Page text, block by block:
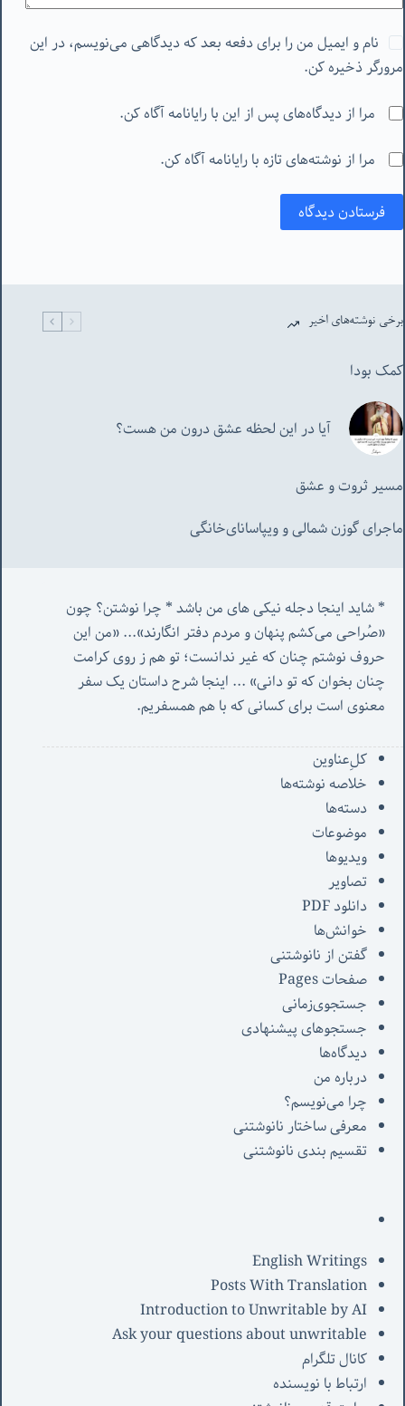
نام و ایمیل من را برای دفعه بعد که دیدگاهی می‌نویسم، در این
مرورگر ذخیره کن.
مرا از دیدگاه‌های پس از این با رایانامه آگاه کن.
مرا از نوشته‌های تازه با رایانامه آگاه کن.
فرستادن دیدگاه
برخی نوشته‌های اخیر
کمک بودا
آیا در این لحظه عشق درون من هست؟
مسیر ثروت و عشق
ماجرای گوزن شمالی و‌ ویپاسانای‌خانگی
«صُراحی می‌کشم پنهان‌ و مردم‌ دفتر انگارند»... «
چنان بخوان که تو دانی» ...
معنوی است برای کسانی که با هم همسفریم.
کل‌ِعناوین
خلاصه نوشته‌ها
دسته‌ها
موضوعات
ویدیوها
تصاویر
دانلود PDF
خوانش‌ها
گفتن از نانوشتنی
صفحات Pages
جستجوی‌زمانی
جستجوهای پیشنهادی
دیدگاه‌ها
درباره من
چرا می‌نویسم؟
معرفی‌ ساختار نانوشتنی
تقسیم بندی نانوشتنی
English Writings
Posts With Translation
Introduction to Unwritable by AI
Ask your questions about unwritable
کانال تلگرام
ارتباط با نویسنده